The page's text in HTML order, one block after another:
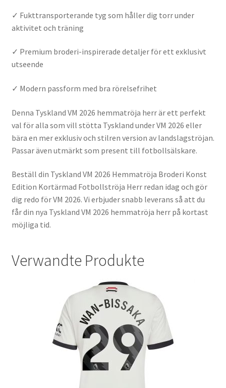
✓ Fukttransporterande tyg som håller dig torr under
aktivitet och träning
✓ Premium broderi-inspirerade detaljer för ett exklusivt
utseende
✓ Modern passform med bra rörelsefrihet
Denna Tyskland VM 2026 hemmatröja herr är ett perfekt
val för alla som vill stötta Tyskland under VM 2026 eller
bära en mer exklusiv och stilren version av landslagströjan.
Passar även utmärkt som present till fotbollsälskare.
Beställ din Tyskland VM 2026 Hemmatröja Broderi Konst
Edition Kortärmad Fotbollströja Herr redan idag och gör
dig redo för VM 2026. Vi erbjuder snabb leverans så att du
får din nya Tyskland VM 2026 hemmatröja herr på kortast
möjliga tid.
Verwandte Produkte